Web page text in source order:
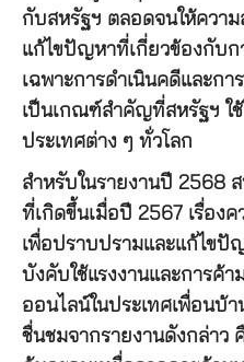
กับสหรัฐฯ ตลอดจนให้ควา
แก้ไขปัญหาที่เกี่ยวข้องกับ
เฉพาะการดำเนินคดีและก
เป็นเกณฑ์สำคัญที่สหรัฐฯ ใ
ประเทศต่าง ๆ ทั่วโลก
สำหรับในรายงานปี 2568
ที่เกิดขึ้นเมื่อปี 2567 เรื่อง
เพื่อปราบปรามและแก้ไขปั
บังคับใช้แรงงานและการค้
ออนไลน์ในประเทศเพื่อนบ้
ชื่นชมจากรายงานดังกล่าว